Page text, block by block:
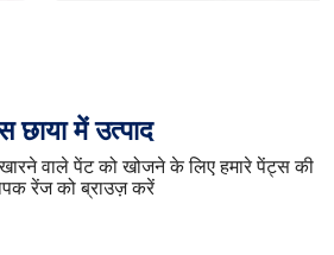
छाया में उत्पाद
वाले पेंट को खोजने के लिए हमारे पेंट्स की
रेंज को ब्राउज़ करें